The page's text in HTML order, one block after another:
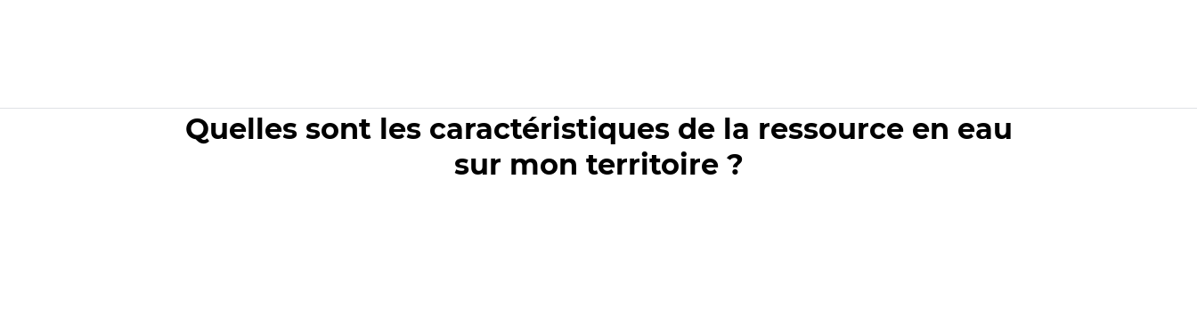
Quelles sont les caractéristiques de la ressource en eau
sur mon territoire ?